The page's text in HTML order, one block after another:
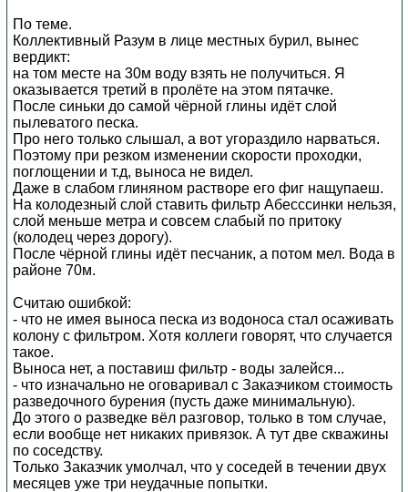
По теме.
Коллективный Разум в лице местных бурил, вынес
вердикт:
на том месте на 30м воду взять не получиться. Я
оказывается третий в пролёте на этом пятачке.
После синьки до самой чёрной глины идёт слой
пылеватого песка.
Про него только слышал, а вот угораздило нарваться.
Поэтому при резком изменении скорости проходки,
поглощении и т.д, выноса не видел.
Даже в слабом глиняном растворе его фиг нащупаеш.
На колодезный слой ставить фильтр Абесссинки нельзя,
слой меньше метра и совсем слабый по притоку
(колодец через дорогу).
После чёрной глины идёт песчаник, а потом мел. Вода в
районе 70м.
Считаю ошибкой:
- что не имея выноса песка из водоноса стал осаживать
колону с фильтром. Хотя коллеги говорят, что случается
такое.
Выноса нет, а поставиш фильтр - воды залейся...
- что изначально не оговаривал с Заказчиком стоимость
разведочного бурения (пусть даже минимальную).
До этого о разведке вёл разговор, только в том случае,
если вообще нет никаких привязок. А тут две скважины
по соседству.
Только Заказчик умолчал, что у соседей в течении двух
месяцев уже три неудачные попытки.